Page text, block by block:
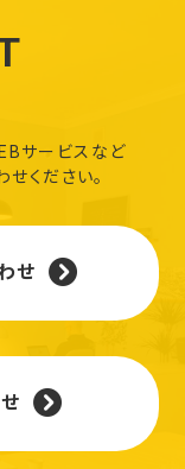
サービスなど
ください。
せ